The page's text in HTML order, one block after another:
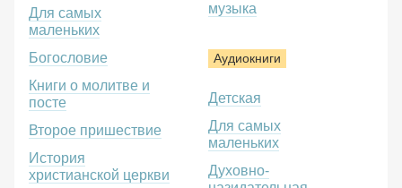
Для самых
маленьких
Богословие
Книги о молитве и
посте
Второе пришествие
История
христианской церкви
музыка
Аудиокниги
Детская
Для самых
маленьких
Духовно-